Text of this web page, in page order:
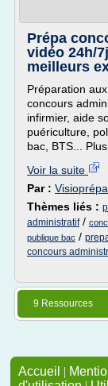
Prépa
vidéo 24h/
meilleurs
Préparation
concours
infirmier, aide
puériculture,
bac, BTS...
Voir la suite
Par :
Thèmes liés :
administratif/
publique bac /
concours
9 Ressources
Accueil |